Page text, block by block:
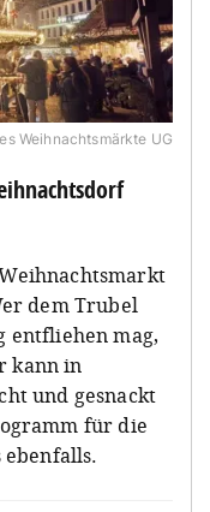
Weihnachtsmärkte UG
dem Trubel
entfliehen mag,
kann in
und gesnackt
für die